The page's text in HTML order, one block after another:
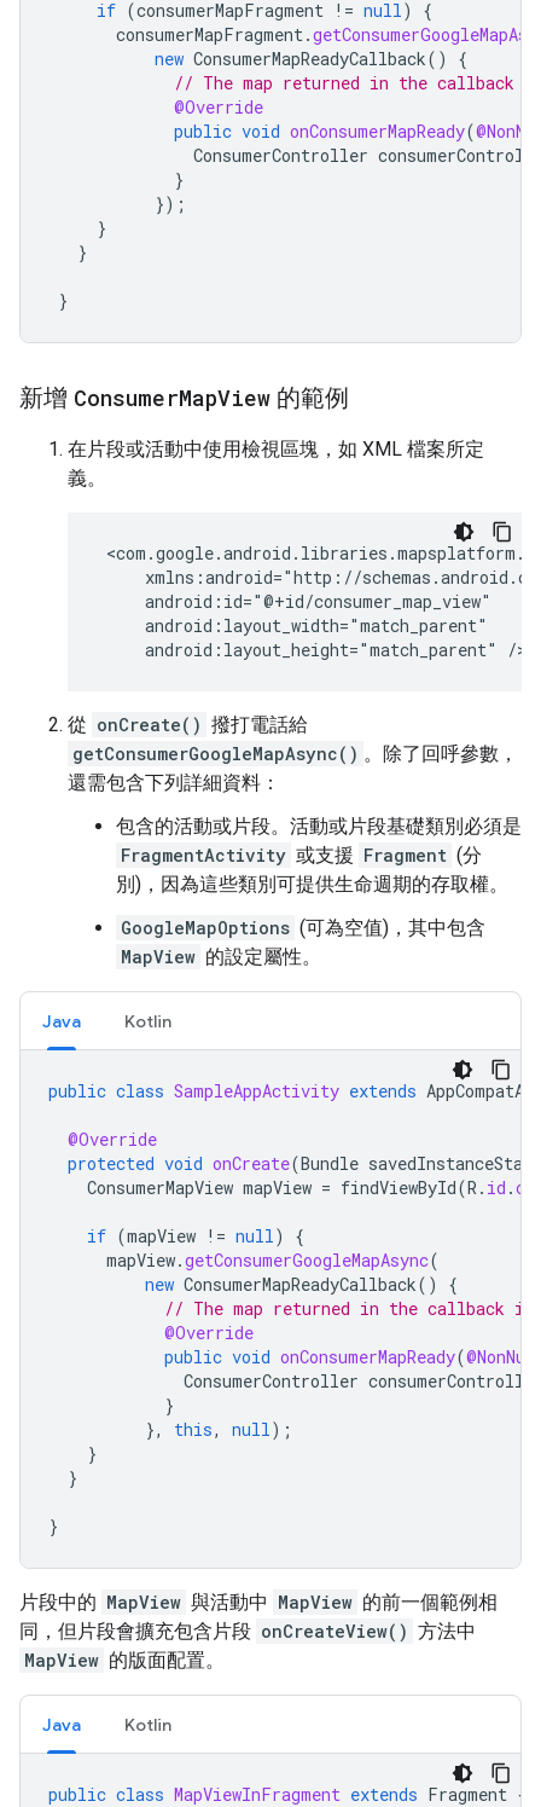
if (consumerMapFragment != null)
{
consumerMapFragment.
new ConsumerMapReadyCallback()
{
// The map returned in the callback
@Override
public void onConsumerMapReady(
ConsumerController
}
});
}
}
}
新增 ConsumerMapView 的範例
在片段或活動中使用檢視區塊，如 XML 檔案所定
義。
android:layout_height="match_parent"
從 onCreate() 撥打電話給
getConsumerGoogleMapAsync() 。除了回呼參數，
還需包含下列詳細資料：
包含的活動或片段。活動或片段基礎類別必須是
FragmentActivity 或支援 Fragment (分
別)，因為這些類別可提供生命週期的存取權。
GoogleMapOptions (可為空值)，其中包含
MapView 的設定屬性。
Java Kotlin
public class SampleAppActivity extends
@Override
protected void onCreate(Bundle savedInstanceState
ConsumerMapView mapView = findViewById(R . id .
if (mapView != null)
{
mapView.getConsumerGoogleMapAsync(
new ConsumerMapReadyCallback()
{
// The map returned in the callback is
@Override
public void onConsumerMapReady(
ConsumerController
}
},
this, null);
}
}
}
片段中的 MapView 與活動中 MapView 的前一個範例相
同，但片段會擴充包含片段 onCreateView() 方法中
MapView 的版面配置。
Java Kotlin
public class MapViewInFragment extends Fragment {